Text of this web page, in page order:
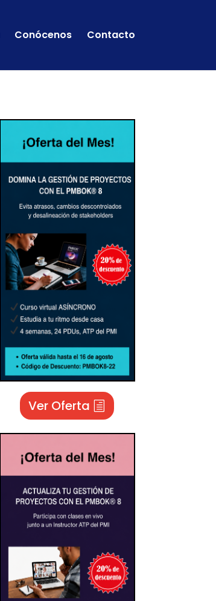
Conócenos Contacto
Ver Oferta